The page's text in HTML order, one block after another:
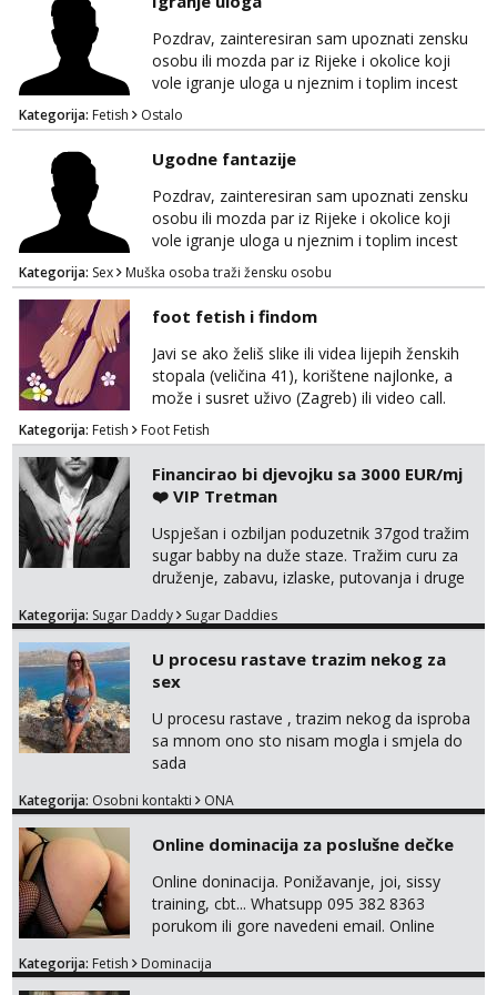
Pozdrav, zainteresiran sam upoznati zensku
osobu ili mozda par iz Rijeke i okolice koji
vole igranje uloga u njeznim i toplim incest
pricama, izgled nebitan, bitno je da znas sto
zelis i da se volis zabavljati. Javitese na mail,
viber, wapp ili zovite. Samo ozbiljni, hvala
Kategorija: Fetish Ostalo
Ugodne fantazije
Pozdrav, zainteresiran sam upoznati zensku
osobu ili mozda par iz Rijeke i okolice koji
vole igranje uloga u njeznim i toplim incest
pricama, izgled nebitan, bitno je da znas sto
zelis i da se volis zabavljati. Javitese na mail,
viber, wapp ili zovite. Samo ozbiljni, hvala
Kategorija: Sex Muška osoba traži žensku osobu
foot fetish i findom
Javi se ako želiš slike ili videa lijepih ženskih
stopala (veličina 41), korištene najlonke, a
može i susret uživo (Zagreb) ili video call.
Mlada sam, lijepa i obrazovana te spremna za
dogovore i ispunjavanje želja. Molim samo
ozbiljni, spremni na dugoročnu suradnju i koji
mogu adekvatno platiti ono što nudim. :)
Također me zanima i findom Javite se sa
svojim željama i ponudama.
Kategorija: Fetish Foot Fetish
Financirao bi djevojku sa 3000 EUR/mj
❤️ VIP Tretman
Uspješan i ozbiljan poduzetnik 37god tražim
sugar babby na duže staze. Tražim curu za
druženje, zabavu, izlaske, putovanja i druge
otvorena, komunikativna, zgodna i atraktivna
markodalic37@gmail.com
Kategorija: Sugar Daddy Sugar Daddies
U procesu rastave trazim nekog za
sex
U procesu rastave , trazim nekog da isproba
sa mnom ono sto nisam mogla i smjela do
sada
Kategorija: Osobni kontakti ONA
Online dominacija za poslušne dečke
Online doninacija. Ponižavanje, joi, sissy
training, cbt... Whatsupp 095 382 8363
porukom ili gore navedeni email. Online
uživo nakon mjesečnog druženja . Čekam te
Kategorija: Fetish Dominacija